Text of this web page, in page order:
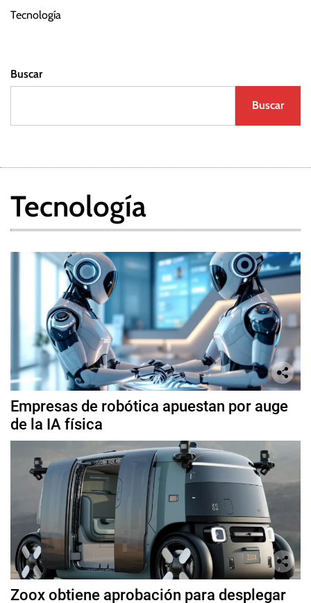
Tecnología
Buscar
Buscar
Tecnología
Empresas de robótica apuestan por auge
de la IA física
Zoox obtiene aprobación para desplegar